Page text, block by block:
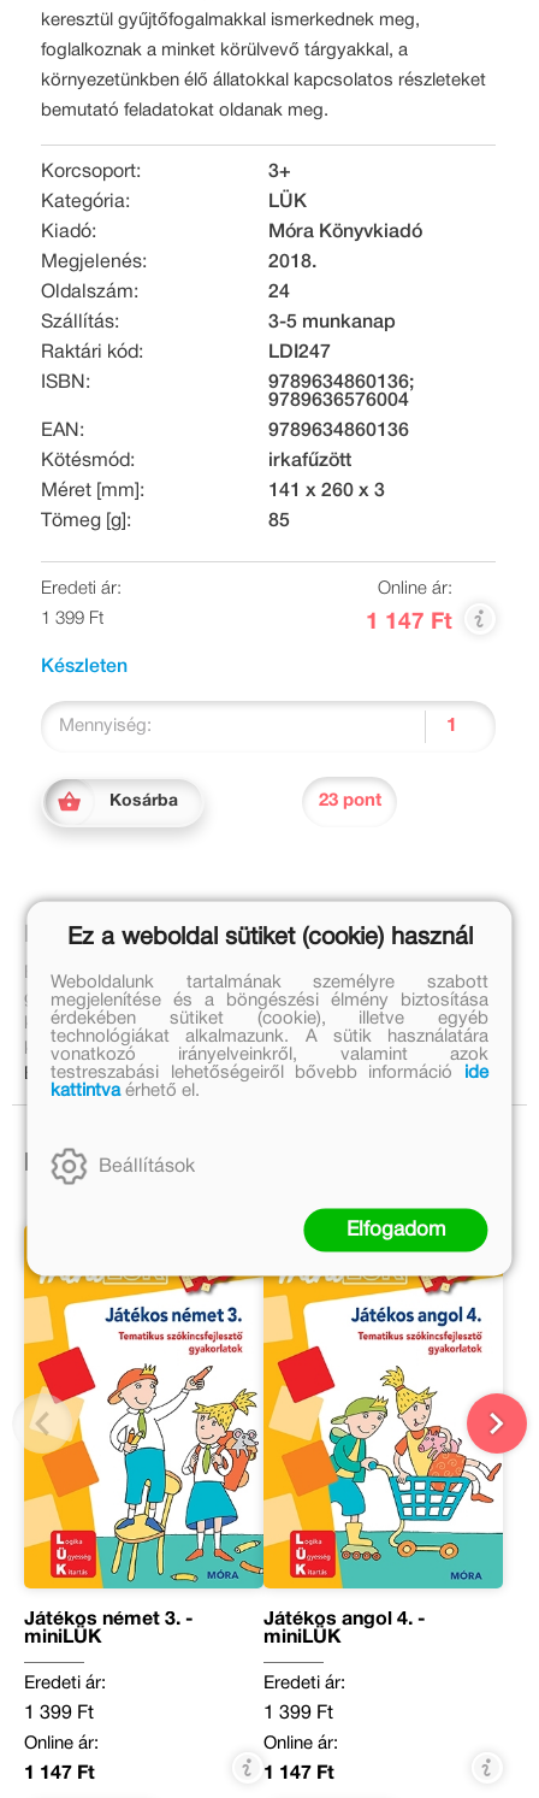
keresztül gyűjtőfogalmakkal ismerkednek meg,
foglalkoznak a minket körülvevő tárgyakkal, a
környezetünkben élő állatokkal kapcsolatos részleteket
bemutató feladatokat oldanak meg.
Korcsoport:
3+
Kategória:
LÜK
Kiadó:
Móra Könyvkiadó
Megjelenés:
2018.
Oldalszám:
24
Szállítás:
3-5 munkanap
Raktári kód:
LDI247
ISBN:
9789634860136;
9789636576004
EAN:
9789634860136
Kötésmód:
irkafűzött
Méret [mm]:
141 x 260 x 3
Tömeg [g]:
85
Eredeti ár:
1 399 Ft
Online ár:
1 147 Ft
Készleten
Mennyiség:
Kosárba 23 pont
Leírás
Ebben a füzetben a gyerekek játékos feladatokon keresztül
gyűjtőfogalmakkal ismerkednek meg, foglalkoznak a minket
körülvevő tárgyakkal, a környezetünkben élő állatokkal
kapcsolatos részleteket bemutató feladatokat oldanak meg.
Bővebben:
Ezek is érdekelhetnek!
Játékos német 3. -
miniLÜK
Eredeti ár:
1 399 Ft
Online ár:
1 147 Ft
Játékos angol 4. -
miniLÜK
Eredeti ár:
1 399 Ft
Online ár:
1 147 Ft
Ez a weboldal sütiket (cookie) használ
Weboldalunk tartalmának személyre szabott
megjelenítése és a böngészési élmény biztosítása
érdekében sütiket (cookie), illetve egyéb
technológiákat alkalmazunk. A sütik használatára
vonatkozó irányelveinkről, valamint azok
testreszabási lehetőségeiről bővebb információ
ide
kattintvaérhető el.
Beállítások
Elfogadom